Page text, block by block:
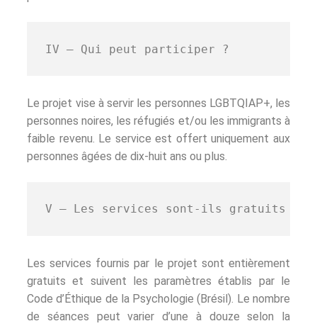
IV – Qui peut participer ?
Le projet vise à servir les personnes LGBTQIAP+, les
personnes noires, les réfugiés et/ou les immigrants à
faible revenu. Le service est offert uniquement aux
personnes âgées de dix-huit ans ou plus.
V – Les services sont-ils gratuits ?
Les services fournis par le projet sont entièrement
gratuits et suivent les paramètres établis par le
Code d’Éthique de la Psychologie (Brésil). Le nombre
de séances peut varier d’une à douze selon la